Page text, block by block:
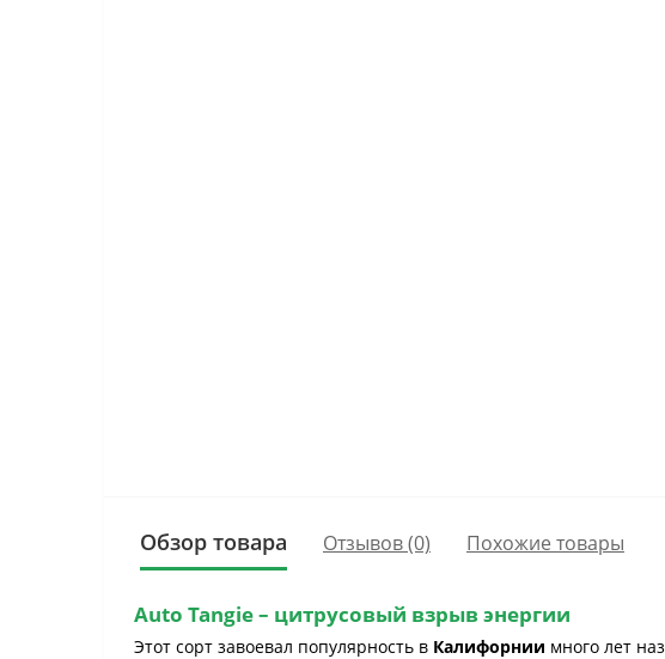
Обзор товара Отзывов (0) Похожие товары
Auto Tangie– цитрусовый взрыв энергии
Этот сорт завоевал популярность в Калифорнии много лет